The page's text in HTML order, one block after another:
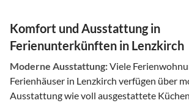
Komfort und Ausstattung in
Ferienunterkünften in Lenzkirch
Moderne Ausstattung:Viele
Ferienhäuser in Lenzkirch verfügen über
Ausstattung wie voll ausgestattete